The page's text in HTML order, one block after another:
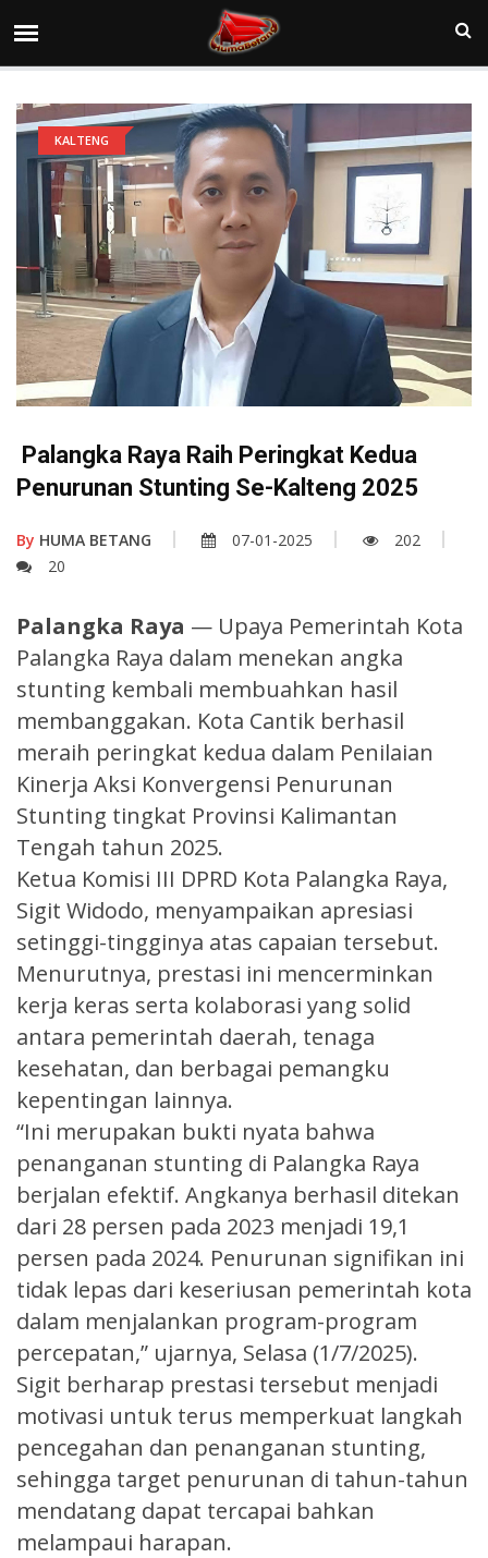
KALTENG
Palangka Raya Raih Peringkat Kedua
Penurunan Stunting Se-Kalteng 2025
By HUMA BETANG 07-01-2025
202
20
Palangka Raya — Upaya Pemerintah Kota
Palangka Raya dalam menekan angka
stunting kembali membuahkan hasil
membanggakan. Kota Cantik berhasil
meraih peringkat kedua dalam Penilaian
Kinerja Aksi Konvergensi Penurunan
Stunting tingkat Provinsi Kalimantan
Tengah tahun 2025.
Ketua Komisi III DPRD Kota Palangka Raya,
Sigit Widodo, menyampaikan apresiasi
setinggi-tingginya atas capaian tersebut.
Menurutnya, prestasi ini mencerminkan
kerja keras serta kolaborasi yang solid
antara pemerintah daerah, tenaga
kesehatan, dan berbagai pemangku
kepentingan lainnya.
“Ini merupakan bukti nyata bahwa
penanganan stunting di Palangka Raya
berjalan efektif. Angkanya berhasil ditekan
dari 28 persen pada 2023 menjadi 19,1
persen pada 2024. Penurunan signifikan ini
tidak lepas dari keseriusan pemerintah kota
dalam menjalankan program-program
percepatan,” ujarnya, Selasa (1/7/2025).
Sigit berharap prestasi tersebut menjadi
motivasi untuk terus memperkuat langkah
pencegahan dan penanganan stunting,
sehingga target penurunan di tahun-tahun
mendatang dapat tercapai bahkan
melampaui harapan.